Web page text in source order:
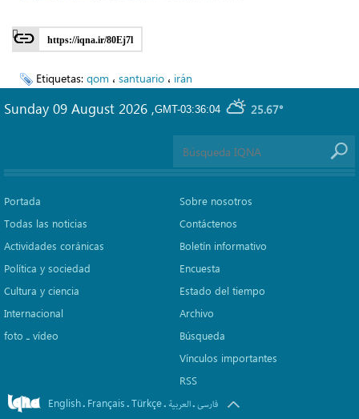
https://iqna.ir/80Ej7l
Etiquetas: qom ، santuario ، irán
GMT-03:36:04 25.67°
Sunday 09 August 2026 ,
Portada
Todas las noticias
Actividades coránicas
Política y sociedad
Cultura y ciencia
Internacional
foto ـ vídeo
Sobre nosotros
Contáctenos
Boletín informativo
Encuesta
Estado del tiempo
Archivo
Búsqueda
Vínculos importantes
RSS
English. Français.Türkçe. العربیة.فارسی